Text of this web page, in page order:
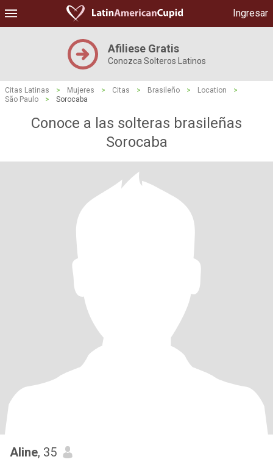
Ingresar
Afiliese Gratis
Conozca Solteros Latinos
Citas Latinas > Mujeres > Citas > Brasileño > Location
>
São Paulo
> Sorocaba
Conoce a las solteras brasileñas
Sorocaba
Aline, 35